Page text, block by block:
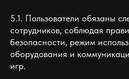
5.1. Пользователи обязаны
сотрудников, соблюдая
безопасности, режим
оборудования и
игр.